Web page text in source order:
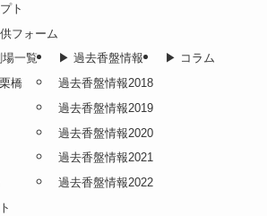
ト
フォーム
一覧
橋
▶︎ 過去香盤情報
過去香盤情報2018
過去香盤情報2019
過去香盤情報2020
過去香盤情報2021
過去香盤情報2022
▶︎ コラム